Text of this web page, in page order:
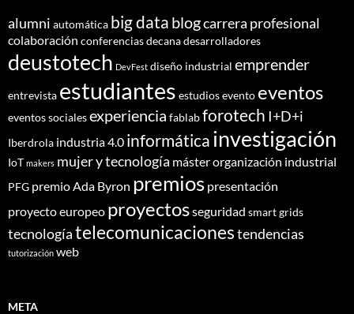
alumni automática big data blogcarrera profesional
colaboración conferenciasdecanadesarrolladores
deustotech DevFest diseño industrial emprender
entrevista estudiantes estudiosevento eventos
eventos socialesexperiencia fablabforotech I+D+i
Iberdrola industria 4.0 informática investigación
IoT makers mujer y tecnología másterorganización industrial
PFG premio Ada Byron premios presentación
proyecto europeo proyectosseguridad smart grids
tecnologíatelecomunicacionestendencias
tutorización web
META